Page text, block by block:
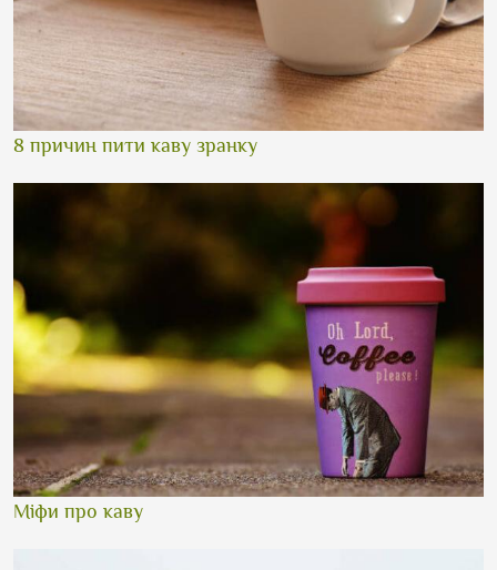
8 причин пити каву зранку
Міфи про каву